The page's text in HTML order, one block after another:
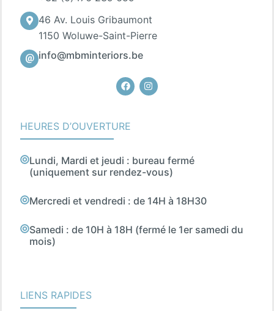
46 Av. Louis Gribaumont
1150 Woluwe-Saint-Pierre
info@mbminteriors.be
FacebookInstagram
HEURES D’OUVERTURE
Lundi, Mardi et jeudi : bureau fermé
(uniquement sur rendez-vous)
Mercredi et vendredi : de 14H à 18H30
Samedi : de 10H à 18H (fermé le 1er samedi du
mois)
LIENS RAPIDES